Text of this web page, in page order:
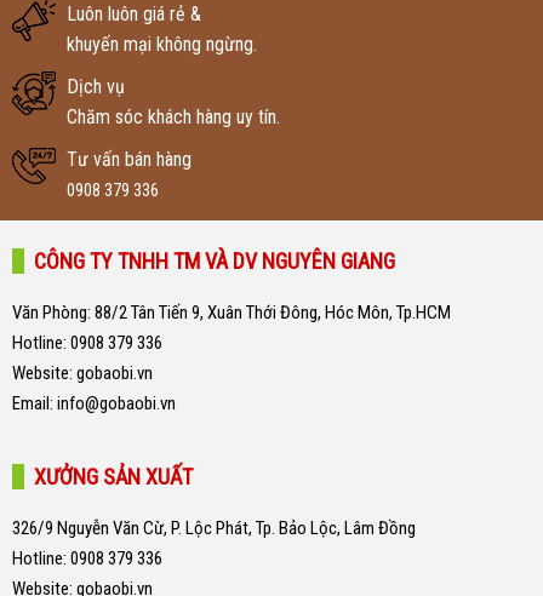
Luôn luôn giá rẻ &
khuyến mại không ngừng.
Dịch vụ
Chăm sóc khách hàng uy tín.
Tư vấn bán hàng
0908 379 336
CÔNG TY TNHH TM VÀ DV NGUYÊN GIANG
Văn Phòng: 88/2 Tân Tiến 9, Xuân Thới Đông, Hóc Môn, Tp.HCM
Hotline: 0908 379 336
Website: gobaobi.vn
Email: info@gobaobi.vn
XƯỞNG SẢN XUẤT
326/9 Nguyễn Văn Cừ, P. Lộc Phát, Tp. Bảo Lộc, Lâm Đồng
Hotline: 0908 379 336
Website: gobaobi.vn